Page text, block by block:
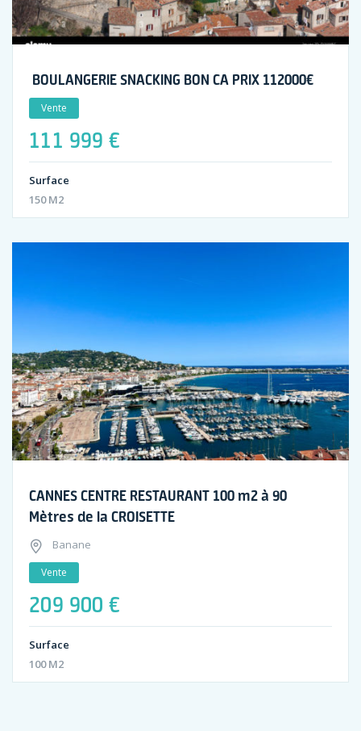
BOULANGERIE SNACKING BON CA PRIX 112000€
Vente
111 999 €
Surface
150 M2
CANNES CENTRE RESTAURANT 100 m2 à 90
Mètres de la CROISETTE
Banane
Vente
209 900 €
Surface
100 M2